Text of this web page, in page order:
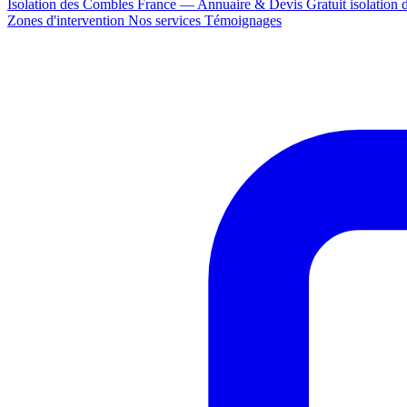
Isolation des Combles France — Annuaire & Devis Gratuit isolation
Zones d'intervention Nos services Témoignages